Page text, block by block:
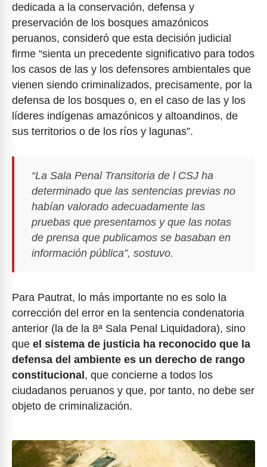
dedicada a la conservación, defensa y
preservación de los bosques amazónicos
peruanos, consideró que esta decisión judicial
firme “sienta un precedente significativo para todos
los casos de las y los defensores ambientales que
vienen siendo criminalizados, precisamente, por la
defensa de los bosques o, en el caso de las y los
líderes indígenas amazónicos y altoandinos, de
sus territorios o de los ríos y lagunas”.
“La Sala Penal Transitoria de l CSJ ha
determinado que las sentencias previas no
habían valorado adecuadamente las
pruebas que presentamos y que las notas
de prensa que publicamos se basaban en
información pública”, sostuvo.
Para Pautrat, lo más importante no es solo la
corrección del error en la sentencia condenatoria
anterior (la de la 8ª Sala Penal Liquidadora), sino
que el sistema de justicia ha reconocido que la
defensa del ambiente es un derecho de rango
constitucional, que concierne a todos los
ciudadanos peruanos y que, por tanto, no debe ser
objeto de criminalización.